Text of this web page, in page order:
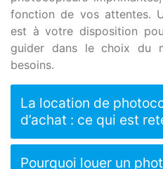
fonction de vos attentes.
est à votre disposition
guider dans le choix du
besoins.
La location de
d’achat : ce qui est
Pourquoi louer un